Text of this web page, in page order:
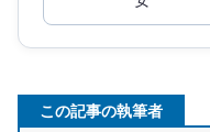
この記事の執筆者